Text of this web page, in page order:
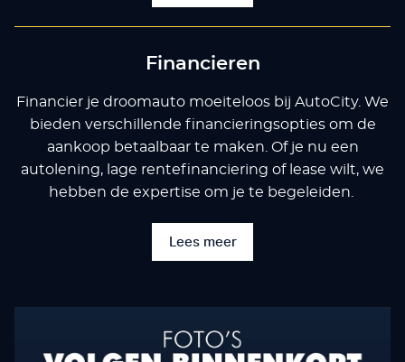
Financieren
Financier je droomauto moeiteloos bij AutoCity. We
bieden verschillende financieringsopties om de
aankoop betaalbaar te maken. Of je nu een
autolening, lage rentefinanciering of lease wilt, we
hebben de expertise om je te begeleiden.
Lees meer